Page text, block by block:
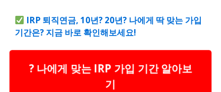
IRP 퇴직연금, 10년? 20년? 나에게 딱 맞는 가입
기간은? 지금 바로 확인해보세요!
? 나에게 맞는 IRP 가입 기간 알아보
기